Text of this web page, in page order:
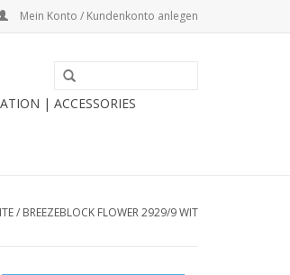
Mein Konto / Kundenkonto anlegen
| ACCESSORIES
/ BREEZEBLOCK FLOWER 2929/9 WIT